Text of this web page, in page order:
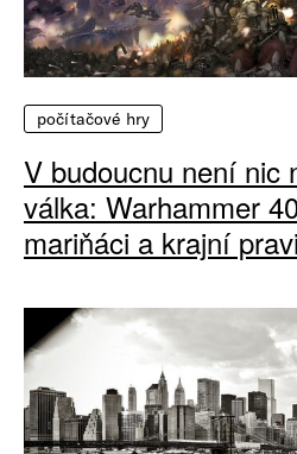
počítačové hry
V budoucnu není nic
válka: Warhammer
mariňáci a krajní